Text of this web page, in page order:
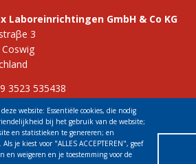
website: Essentiële cookies, die nodig
bij het gebruik van de website;
en statistieken te genereren; en
je kiest voor "ALLES ACCEPTEREN", geef
en weigeren en je toestemming voor de
Laboreinrichtingen GmbH & Co KG
3
3523 535438